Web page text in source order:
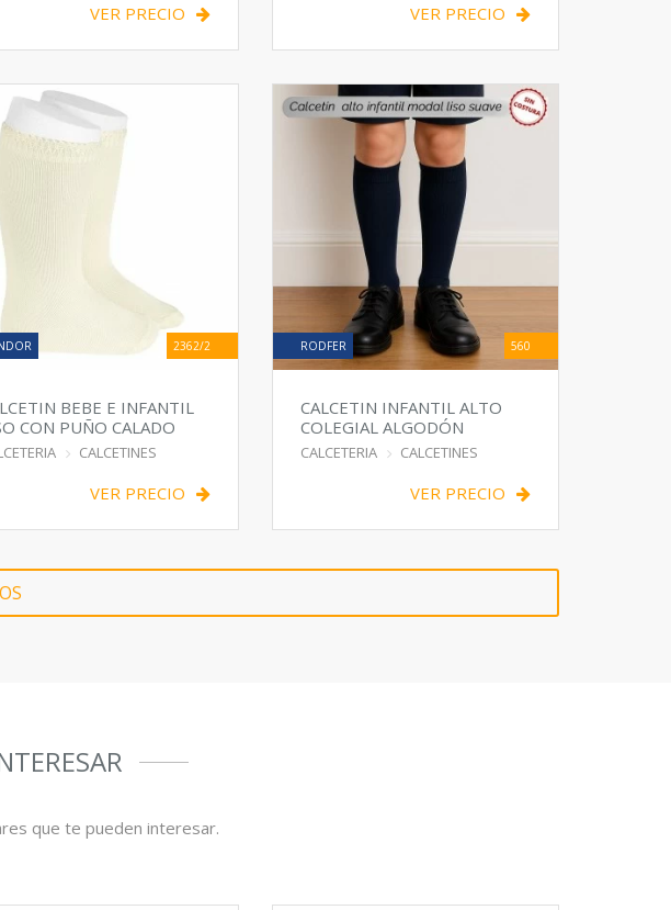
VER PRECIO VER PRECIO
2362/2
BEBE E INFANTIL
CON PUÑO CALADO
CALCETINES
VER PRECIO
RODFER 560
CALCETIN INFANTIL ALTO
COLEGIAL ALGODÓN
CALCETERIA CALCETINES
VER PRECIO
que te pueden interesar.